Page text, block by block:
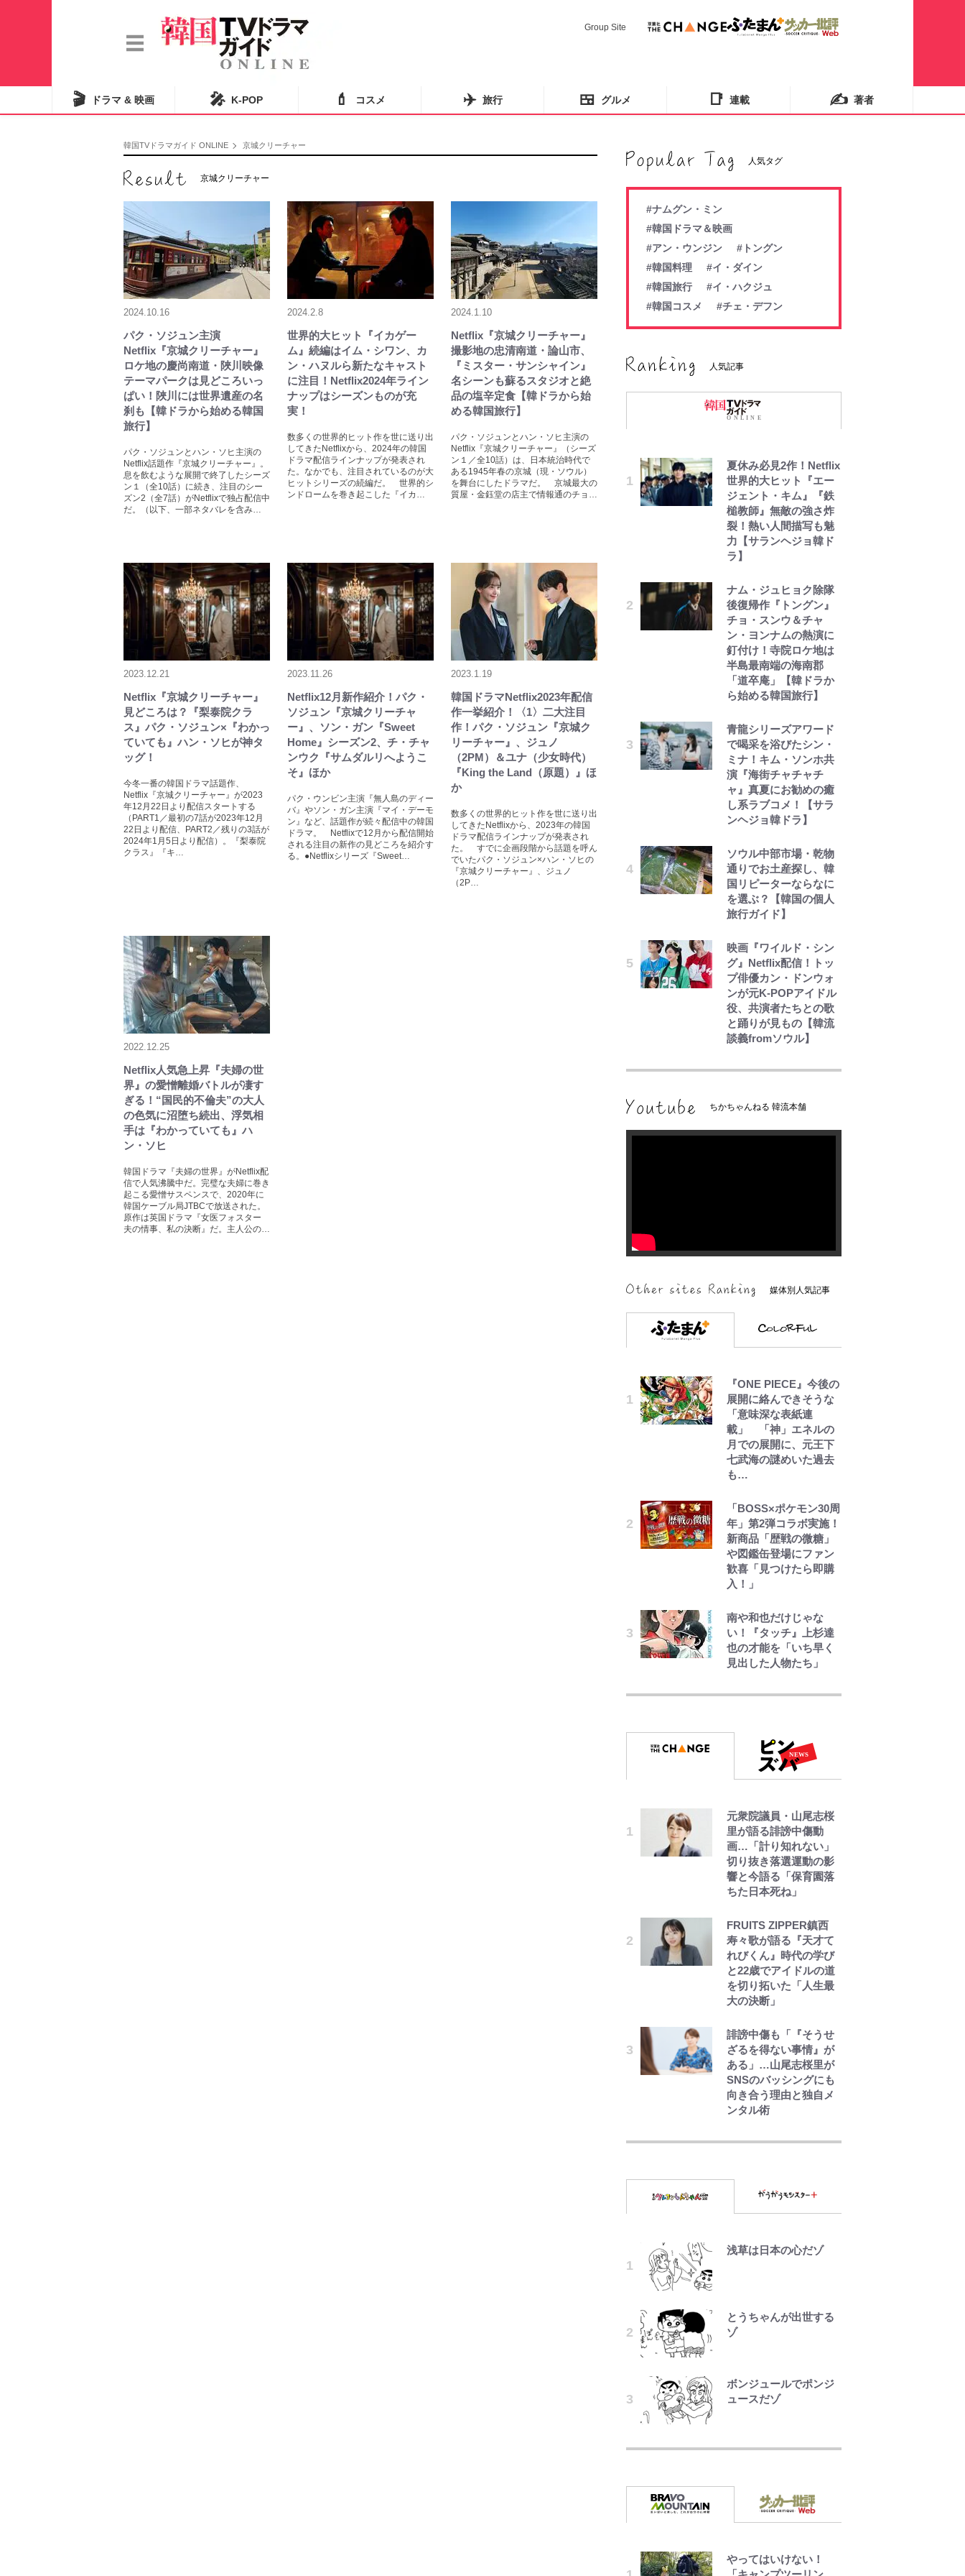
Group Site
🎬 ドラマ & 映画 🎤 K-POP 💄 コスメ ✈️ 旅行 🍱 グルメ 📑 連載 ✍️ 著者
韓国TVドラマガイド ONLINE 京城クリーチャー
京城クリーチャー
2024.10.16
パク・ソジュン主演
Netflix『京城クリーチャー』
ロケ地の慶尚南道・陜川映像
テーマパークは見どころいっ
ぱい！陜川には世界遺産の名
刹も【韓ドラから始める韓国
旅行】
パク・ソジュンとハン・ソヒ主演の
Netflix話題作『京城クリーチャー』。
息を飲むような展開で終了したシーズ
ン１（全10話）に続き、注目のシー
ズン2（全7話）がNetflixで独占配信中
だ。（以下、一部ネタバレを含み…
2024.2.8
世界的大ヒット『イカゲー
ム』続編はイム・シワン、カ
ン・ハヌルら新たなキャスト
に注目！Netflix2024年ライン
ナップはシーズンものが充
実！
数多くの世界的ヒット作を世に送り出
してきたNetflixから、2024年の韓国
ドラマ配信ラインナップが発表され
た。なかでも、注目されているのが大
ヒットシリーズの続編だ。 世界的シ
ンドロームを巻き起こした『イカ…
2024.1.10
Netflix『京城クリーチャー』
撮影地の忠清南道・論山市、
『ミスター・サンシャイン』
名シーンも蘇るスタジオと絶
品の塩辛定食【韓ドラから始
める韓国旅行】
パク・ソジュンとハン・ソヒ主演の
Netflix『京城クリーチャー』（シーズ
ン１／全10話）は、日本統治時代で
ある1945年春の京城（現・ソウル）
を舞台にしたドラマだ。 京城最大の
質屋・金鈺堂の店主で情報通のチョ…
2023.12.21
Netflix『京城クリーチャー』
見どころは？『梨泰院クラ
ス』パク・ソジュン×『わかっ
ていても』ハン・ソヒが神タ
ッグ！
今冬一番の韓国ドラマ話題作、
Netflix『京城クリーチャー』が2023
年12月22日より配信スタートする
（PART1／最初の7話が2023年12月
22日より配信、PART2／残りの3話が
2024年1月5日より配信）。『梨泰院
クラス』『キ…
2023.11.26
Netflix12月新作紹介！パク・
ソジュン『京城クリーチャ
ー』、ソン・ガン『Sweet
Home』シーズン2、チ・チャ
ンウク『サムダルリへようこ
そ』ほか
パク・ウンビン主演『無人島のディー
バ』やソン・ガン主演『マイ・デーモ
ン』など、話題作が続々配信中の韓国
ドラマ。 Netflixで12月から配信開始
される注目の新作の見どころを紹介す
る。●Netflixシリーズ『Sweet…
2023.1.19
韓国ドラマNetflix2023年配信
作一挙紹介！〈1〉二大注目
作！パク・ソジュン『京城ク
リーチャー』、ジュノ
（2PM）＆ユナ（少女時代）
『King the Land（原題）』ほ
か
数多くの世界的ヒット作を世に送り出
してきたNetflixから、2023年の韓国
ドラマ配信ラインナップが発表され
た。 すでに企画段階から話題を呼ん
でいたパク・ソジュン×ハン・ソヒの
『京城クリーチャー』、ジュノ
（2P…
2022.12.25
Netflix人気急上昇『夫婦の世
界』の愛憎離婚バトルが凄す
ぎる！“国民的不倫夫”の大人
の色気に沼堕ち続出、浮気相
手は『わかっていても』ハ
ン・ソヒ
韓国ドラマ『夫婦の世界』がNetflix配
信で人気沸騰中だ。完璧な夫婦に巻き
起こる愛憎サスペンスで、2020年に
韓国ケーブル局JTBCで放送された。
原作は英国ドラマ『女医フォスター
夫の情事、私の決断』だ。主人公の…
人気タグ
#ナムグン・ミン
#韓国ドラマ＆映画
#アン・ウンジン
#トングン
#韓国料理
#イ・ダイン
#韓国旅行
#イ・ハクジュ
#韓国コスメ
#チェ・デフン
人気記事
夏休み必見2作！Netflix
世界的大ヒット『エー
ジェント・キム』『鉄
槌教師』無敵の強さ炸
裂！熱い人間描写も魅
力【サランヘジョ韓ド
ラ】
ナム・ジュヒョク除隊
後復帰作『トングン』
チョ・スンウ＆チャ
ン・ヨンナムの熱演に
釘付け！寺院ロケ地は
半島最南端の海南郡
「道卒庵」【韓ドラか
ら始める韓国旅行】
青龍シリーズアワード
で喝采を浴びたシン・
ミナ！キム・ソンホ共
演『海街チャチャチ
ャ』真夏にお勧めの癒
し系ラブコメ！【サラ
ンヘジョ韓ドラ】
ソウル中部市場・乾物
通りでお土産探し、韓
国リピーターならなに
を選ぶ？【韓国の個人
旅行ガイド】
映画『ワイルド・シン
グ』Netflix配信！トッ
プ俳優カン・ドンウォ
ンが元K-POPアイドル
役、共演者たちとの歌
と踊りが見もの【韓流
談義fromソウル】
ちかちゃんねる 韓流本舗
媒体別人気記事
『ONE PIECE』今後の
展開に絡んできそうな
「意味深な表紙連
載」 「神」エネルの
月での展開に、元王下
七武海の謎めいた過去
も…
「BOSS×ポケモン30周
年」第2弾コラボ実施！
新商品「歴戦の微糖」
や図鑑缶登場にファン
歓喜「見つけたら即購
入！」
南や和也だけじゃな
い！『タッチ』上杉達
也の才能を「いち早く
見出した人物たち」
1回
第3回 出版までの道の
り・その2
レビュー『仮面家族』
悠木シュン・著
元衆院議員・山尾志桜
里が語る誹謗中傷動
画…「計り知れない」
切り抜き落選運動の影
響と今語る「保育園落
ちた日本死ね」
FRUITS ZIPPER鎮西
寿々歌が語る『天才て
れびくん』時代の学び
と22歳でアイドルの道
を切り拓いた「人生最
大の決断」
誹謗中傷も「『そうせ
ざるを得ない事情』が
ある」…山尾志桜里が
SNSのバッシングにも
向き合う理由と独自メ
ンタル術
第1子妊娠中の田中みな
三山凌輝「無反省メー
【川口春奈と結婚】板
倉滉は「めっちゃモテ
浅草は日本の心だゾ
とうちゃんが出世する
ゾ
ボンジュールでポンジ
ュースだゾ
に妊娠しました~詰んだ
です~ 第1話
公式-異世界召喚は二度
やってはいけない！